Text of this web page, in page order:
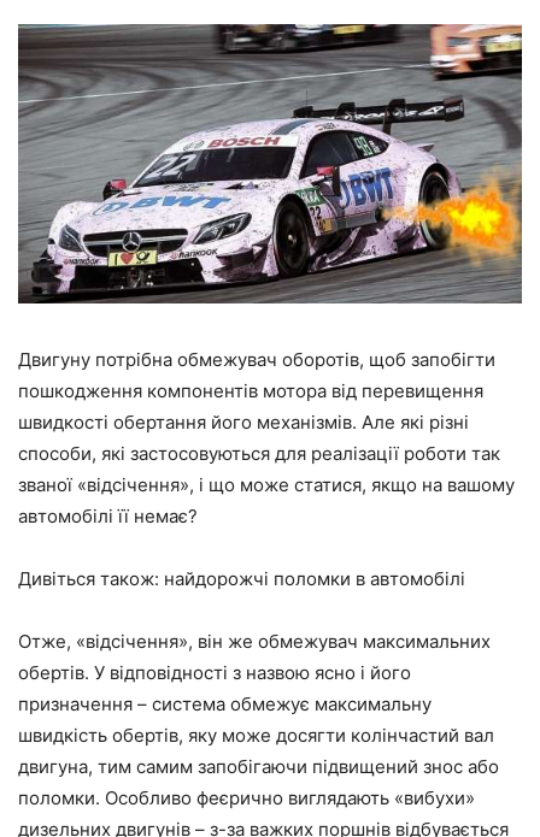
Двигуну потрібна обмежувач оборотів, щоб запобігти
пошкодження компонентів мотора від перевищення
швидкості обертання його механізмів. Але які різні
способи, які застосовуються для реалізації роботи так
званої «відсічення», і що може статися, якщо на вашому
автомобілі її немає?
Дивіться також: найдорожчі поломки в автомобілі
Отже, «відсічення», він же обмежувач максимальних
обертів. У відповідності з назвою ясно і його
призначення – система обмежує максимальну
швидкість обертів, яку може досягти колінчастий вал
двигуна, тим самим запобігаючи підвищений знос або
поломки. Особливо феєрично виглядають «вибухи»
дизельних двигунів – з-за важких поршнів відбувається